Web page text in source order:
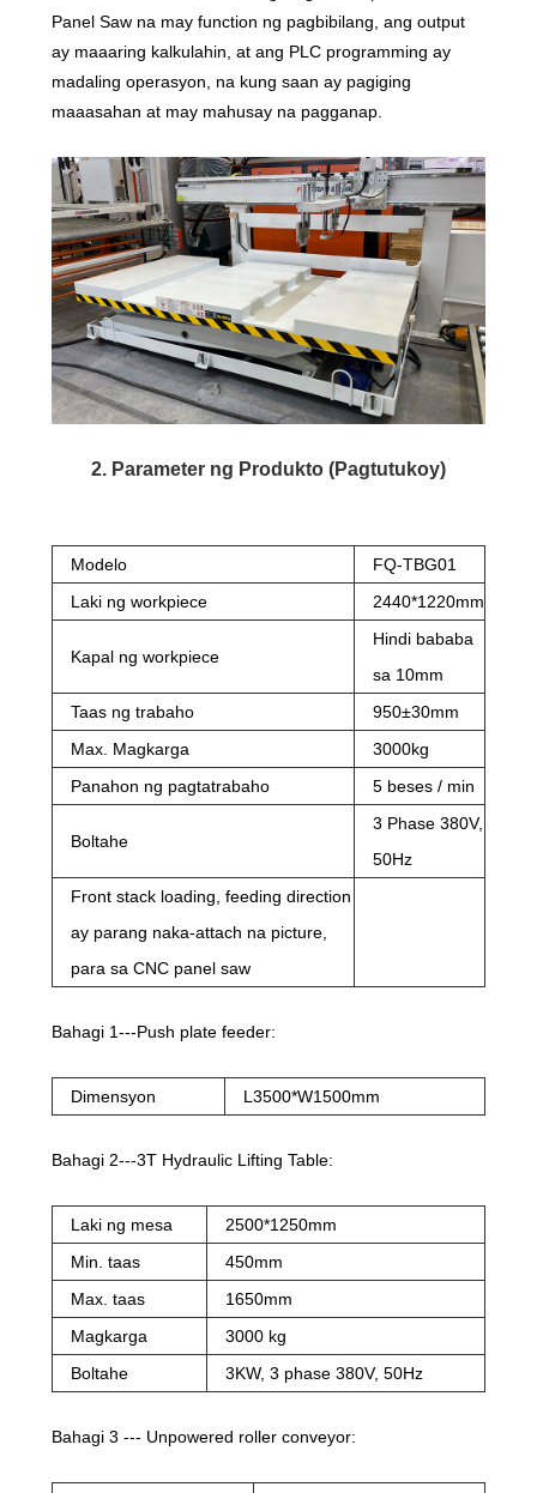
Panel Saw na may function ng pagbibilang, ang output
ay maaaring kalkulahin, at ang PLC programming ay
madaling operasyon, na kung saan ay pagiging
maaasahan at may mahusay na pagganap.
2. Parameter ng Produkto (Pagtutukoy)
Modelo
FQ-TBG01
Laki ng workpiece
2440*1220mm
Kapal ng workpiece
Hindi bababa
sa 10mm
Taas ng trabaho
950±30mm
Max. Magkarga
3000kg
Panahon ng pagtatrabaho
5 beses / min
Boltahe
3 Phase 380V,
50Hz
Front stack loading, feeding direction
ay parang naka-attach na picture,
para sa CNC panel saw
Bahagi 1---Push plate feeder:
Dimensyon L3500*W1500mm
Bahagi 2---3T Hydraulic Lifting Table:
Laki ng mesa
2500*1250mm
Min. taas
450mm
Max. taas
1650mm
Magkarga
3000 kg
Boltahe
3KW, 3 phase 380V, 50Hz
Bahagi 3 --- Unpowered roller conveyor: